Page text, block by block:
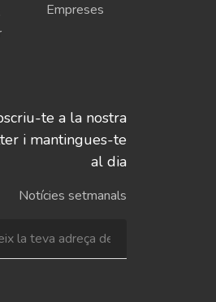
Empreses
te a la nostra
i mantingues-te
al dia
Notícies setmanals